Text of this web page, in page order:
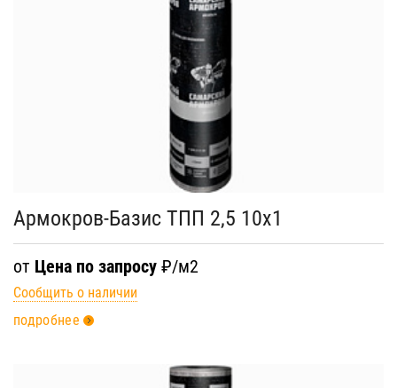
Армокров-Базис ТПП 2,5 10х1
от Цена по запросу ₽/м2
Сообщить о наличии
подробнее